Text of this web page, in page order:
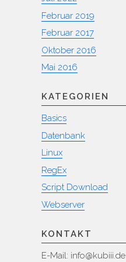
Februar 2019
Februar 2017
Oktober 2016
Mai 2016
KATEGORIEN
Basics
Datenbank
Linux
RegEx
Script Download
Webserver
KONTAKT
E-Mail: info@kubiii.de